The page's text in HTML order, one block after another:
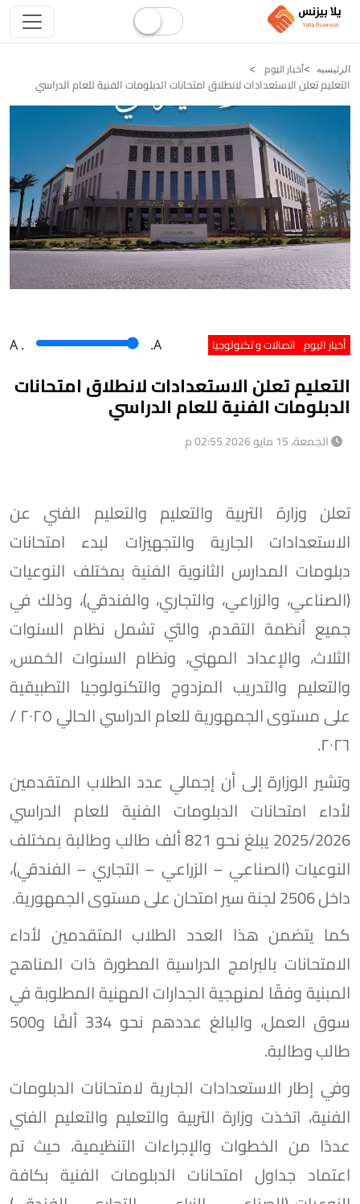
الرئيسيه أخبار اليوم
التعليم تعلن الاستعدادات لانطلاق امتحانات الدبلومات الفنية للعام الدراسي
أخبار اليوم اتصالات و تكنولوجيا A . .A
التعليم تعلن الاستعدادات لانطلاق امتحانات
الدبلومات الفنية للعام الدراسي
الجمعة، 15 مايو 2026 02:55 م
تعلن وزارة التربية والتعليم والتعليم الفني عن
الاستعدادات الجارية والتجهيزات لبدء امتحانات
دبلومات المدارس الثانوية الفنية بمختلف النوعيات
(الصناعي، والزراعي، والتجاري، والفندقي)، وذلك في
جميع أنظمة التقدم، والتي تشمل نظام السنوات
الثلاث، والإعداد المهني، ونظام السنوات الخمس،
والتعليم والتدريب المزدوج والتكنولوجيا التطبيقية
على مستوى الجمهورية للعام الدراسي الحالي ٢٠٢٥ /
٢٠٢٦.
وتشير الوزارة إلى أن إجمالي عدد الطلاب المتقدمين
لأداء امتحانات الدبلومات الفنية للعام الدراسي
2025/2026 يبلغ نحو 821 ألف طالب وطالبة بمختلف
النوعيات (الصناعي – الزراعي – التجاري – الفندقي)،
داخل 2506 لجنة سير امتحان على مستوى الجمهورية.
كما يتضمن هذا العدد الطلاب المتقدمين لأداء
الامتحانات بالبرامج الدراسية المطورة ذات المناهج
المبنية وفقًا لمنهجية الجدارات المهنية المطلوبة في
سوق العمل، والبالغ عددهم نحو 334 ألفًا و500
طالب وطالبة.
وفي إطار الاستعدادات الجارية لامتحانات الدبلومات
الفنية، اتخذت وزارة التربية والتعليم والتعليم الفني
عددًا من الخطوات والإجراءات التنظيمية، حيث تم
اعتماد جداول امتحانات الدبلومات الفنية بكافة